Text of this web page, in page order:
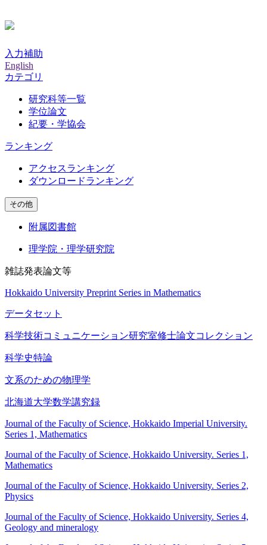
入力補助
English
カテゴリ
研究科等一覧
学位論文
紀要・学協会
ランキング
アクセスランキング
ダウンロードランキング
その他
附属図書館
理学院・理学研究院
雑誌発表論文等
Hokkaido University Preprint Series in Mathematics
データセット
科学技術コミュニケーション研究室修士論文コレクション
科学史特論
文系のための物理学
北海道大学数学講究録
Journal of the Faculty of Science, Hokkaido Imperial University.
Series 1, Mathematics
Journal of the Faculty of Science, Hokkaido University. Series 1,
Mathematics
Journal of the Faculty of Science, Hokkaido University. Series 2,
Physics
Journal of the Faculty of Science, Hokkaido University. Series 4,
Geology and mineralogy